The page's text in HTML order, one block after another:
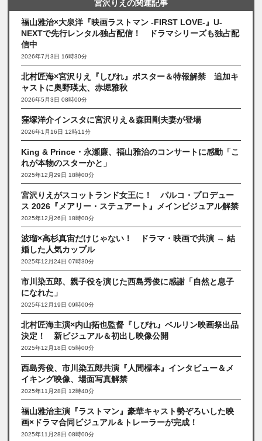
宮沢りえの関連記事
福山雅治×大泉洋『映画ラストマン -FIRST LOVE-』U‐
NEXTで先行レンタル独占配信！ ドラマシリーズも独占配
信中
2026年7月3日 16時30分
北村匠海×宮沢りえ『しびれ』ポスター＆特報解禁 追加キ
ャストに奥野瑛太、赤堀雅秋
2026年5月3日 08時00分
窪塚洋介インスタに宮沢りえ＆森田剛夫妻が登場
2026年1月16日 12時11分
King & Prince・永瀬廉、福山雅治のコンサートに感動「こ
れが本物のスターかと」
2025年12月29日 18時00分
宮沢りえがスコットランド女王に！ パルコ・プロデュー
ス 2026『メアリー・ステュアート』メインビジュアル解禁
2025年12月26日 18時00分
波瑠×高杉真宙だけじゃない！ ドラマ・映画で共演 → 結
婚した人気カップル
2025年12月24日 07時30分
市川染五郎、親子役を演じた西島秀俊に感謝「自然と息子
になれた」
2025年12月19日 09時00分
北村匠海主演×内山拓也監督『しびれ』ベルリン映画祭出品
決定！ 新ビジュアル＆初出し映像公開
2025年12月18日 05時00分
西島秀俊、市川染五郎共演『人間標本』インタビュー＆メ
イキング映像、場面写真解禁
2025年11月28日 12時40分
福山雅治主演『ラストマン』豪華キャスト勢ぞろいした映
画×ドラマ合同ビジュアル＆トレーラーが完成！
2025年11月28日 08時00分